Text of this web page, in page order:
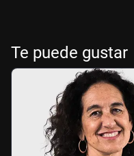
Te puede gustar